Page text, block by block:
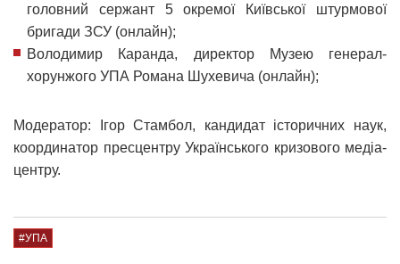
головний сержант 5 окремої Київської штурмової
бригади ЗСУ (онлайн);
Володимир Каранда, директор Музею генерал-
хорунжого УПА Романа Шухевича (онлайн);
Модератор: Ігор Стамбол, кандидат історичних наук,
координатор пресцентру Українського кризового медіа-
центру.
#УПА